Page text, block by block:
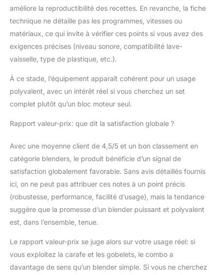
améliore la reproductibilité des recettes. En revanche, la fiche
technique ne détaille pas les programmes, vitesses ou
matériaux, ce qui invite à vérifier ces points si vous avez des
exigences précises (niveau sonore, compatibilité lave-
vaisselle, type de plastique, etc.).
À ce stade, l’équipement apparaît cohérent pour un usage
polyvalent, avec un intérêt réel si vous cherchez un set
complet plutôt qu’un bloc moteur seul.
Rapport valeur-prix: que dit la satisfaction globale ?
Avec une moyenne client de 4,5/5 et un bon classement en
catégorie blenders, le produit bénéficie d’un signal de
satisfaction globalement favorable. Sans avis détaillés fournis
ici, on ne peut pas attribuer ces notes à un point précis
(robustesse, performance, facilité d’usage), mais la tendance
suggère que la promesse d’un blender puissant et polyvalent
est, dans l’ensemble, tenue.
Le rapport valeur-prix se juge alors sur votre usage réel: si
vous exploitez la carafe et les gobelets, le combo a
davantage de sens qu’un blender simple. Si vous ne cherchez